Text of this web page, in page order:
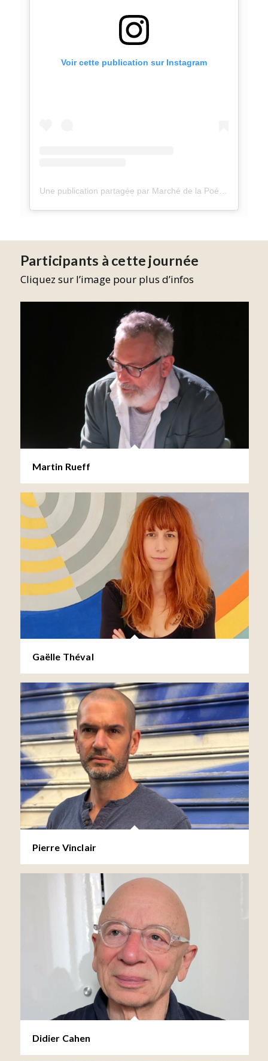
Voir cette publication sur Instagram
Participants à cette journée
Cliquez sur l’image pour plus d’infos
Martin Rueff
Gaëlle Théval
Pierre Vinclair
Didier Cahen